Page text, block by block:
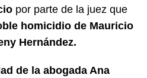
por parte de la juez que
homicidio de Mauricio
Hernández.
de la abogada Ana